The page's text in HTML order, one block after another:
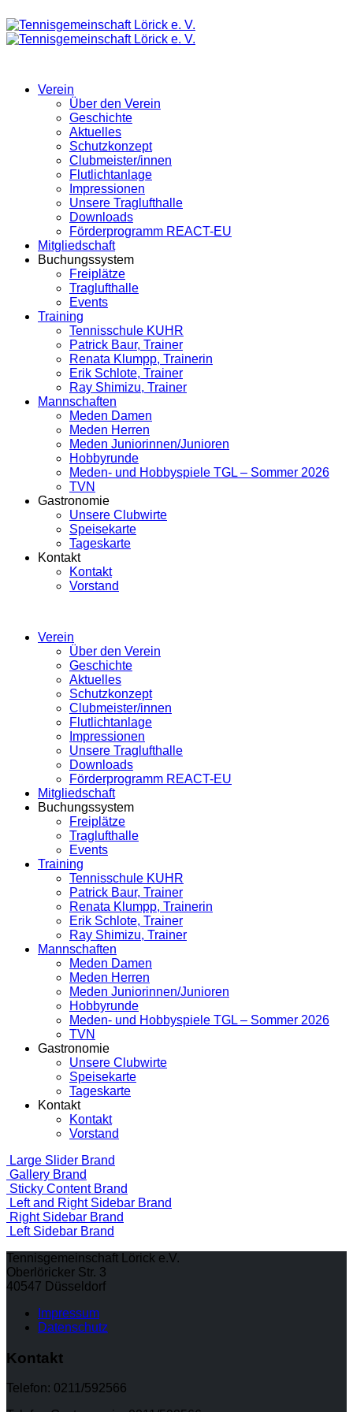
Verein
Über den Verein
Geschichte
Aktuelles
Schutzkonzept
Clubmeister/innen
Flutlichtanlage
Impressionen
Unsere Traglufthalle
Downloads
Förderprogramm REACT-EU
Mitgliedschaft
Buchungssystem
Freiplätze
Traglufthalle
Events
Training
Tennisschule KUHR
Patrick Baur, Trainer
Renata Klumpp, Trainerin
Erik Schlote, Trainer
Ray Shimizu, Trainer
Mannschaften
Meden Damen
Meden Herren
Meden Juniorinnen/Junioren
Hobbyrunde
Meden- und Hobbyspiele TGL – Sommer 2026
TVN
Gastronomie
Unsere Clubwirte
Speisekarte
Tageskarte
Kontakt
Kontakt
Vorstand
Verein
Über den Verein
Geschichte
Aktuelles
Schutzkonzept
Clubmeister/innen
Flutlichtanlage
Impressionen
Unsere Traglufthalle
Downloads
Förderprogramm REACT-EU
Mitgliedschaft
Buchungssystem
Freiplätze
Traglufthalle
Events
Training
Tennisschule KUHR
Patrick Baur, Trainer
Renata Klumpp, Trainerin
Erik Schlote, Trainer
Ray Shimizu, Trainer
Mannschaften
Meden Damen
Meden Herren
Meden Juniorinnen/Junioren
Hobbyrunde
Meden- und Hobbyspiele TGL – Sommer 2026
TVN
Gastronomie
Unsere Clubwirte
Speisekarte
Tageskarte
Kontakt
Kontakt
Vorstand
Large Slider Brand
Gallery Brand
Sticky Content Brand
Left and Right Sidebar Brand
Right Sidebar Brand
Left Sidebar Brand
Tennisgemeinschaft Lörick e.V.
Oberlöricker Str. 3
40547 Düsseldorf
Impressum
Datenschutz
Kontakt
Telefon: 0211/592566